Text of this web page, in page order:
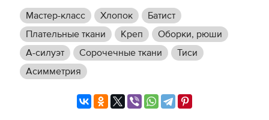
Мастер-класс Хлопок
Батист
Плательные ткани
Креп
Оборки, рюши
А-силуэт
Сорочечные ткани
Тиси
Асимметрия